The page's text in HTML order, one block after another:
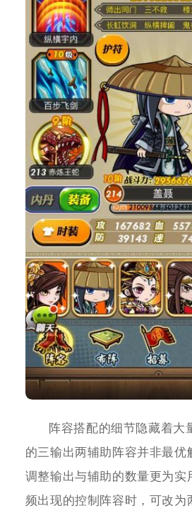
阵容搭配的细节隐藏着大
的三输出两辅助阵容并非最优
调整输出与辅助的数量更为实
频出现的控制阵容时，可改为